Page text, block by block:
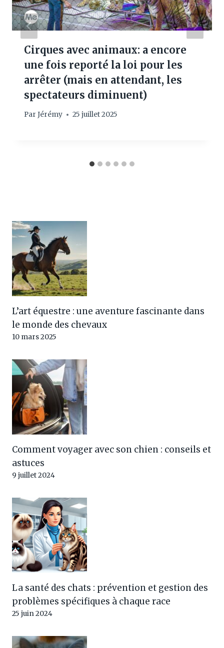
Cirques avec animaux: a encore
une fois reporté la loi pour les
arrêter (mais en attendant, les
spectateurs diminuent)
Par Jérémy 25 juillet 2025
L’art équestre : une aventure fascinante dans
le monde des chevaux
10 mars 2025
Comment voyager avec son chien : conseils et
astuces
9 juillet 2024
La santé des chats : prévention et gestion des
problèmes spécifiques à chaque race
25 juin 2024